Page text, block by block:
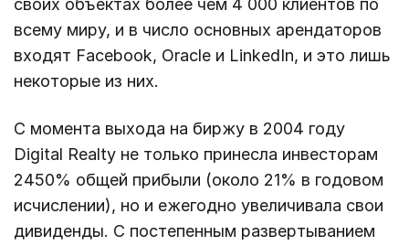
своих объектах более чем 4 000 клиентов по
всему миру, и в число основных арендаторов
входят Facebook, Oracle и LinkedIn, и это лишь
некоторые из них.
С момента выхода на биржу в 2004 году
Digital Realty не только принесла инвесторам
2450% общей прибыли (около 21% в годовом
исчислении), но и ежегодно увеличивала свои
дивиденды. С постепенным развертыванием